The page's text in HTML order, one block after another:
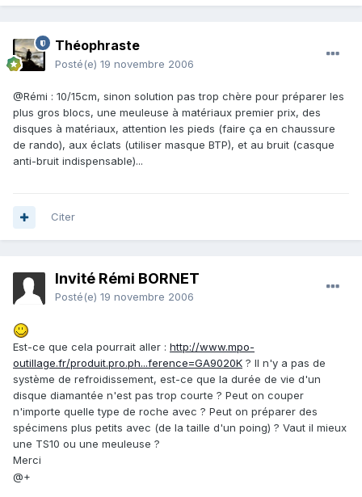
Théophraste
Posté(e) 19 novembre 2006
@Rémi : 10/15cm, sinon solution pas trop chère pour préparer les
plus gros blocs, une meuleuse à matériaux premier prix, des
disques à matériaux, attention les pieds (faire ça en chaussure
de rando), aux éclats (utiliser masque BTP), et au bruit (casque
anti-bruit indispensable)...
Citer
Invité Rémi BORNET
Posté(e) 19 novembre 2006
Est-ce que cela pourrait aller : http://www.mpo-
outillage.fr/produit.pro.ph...ference=GA9020K ? Il n'y a pas de
système de refroidissement, est-ce que la durée de vie d'un
disque diamantée n'est pas trop courte ? Peut on couper
n'importe quelle type de roche avec ? Peut on préparer des
spécimens plus petits avec (de la taille d'un poing) ? Vaut il mieux
une TS10 ou une meuleuse ?
Merci
@+